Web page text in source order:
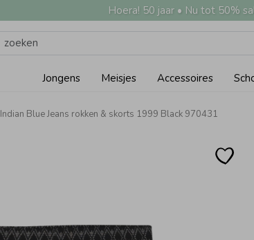
Hoera! 50 jaar • Nu tot 50%
Jongens Meisjes Accessoires
Indian Blue Jeans rokken & skorts 1999 Black 970431